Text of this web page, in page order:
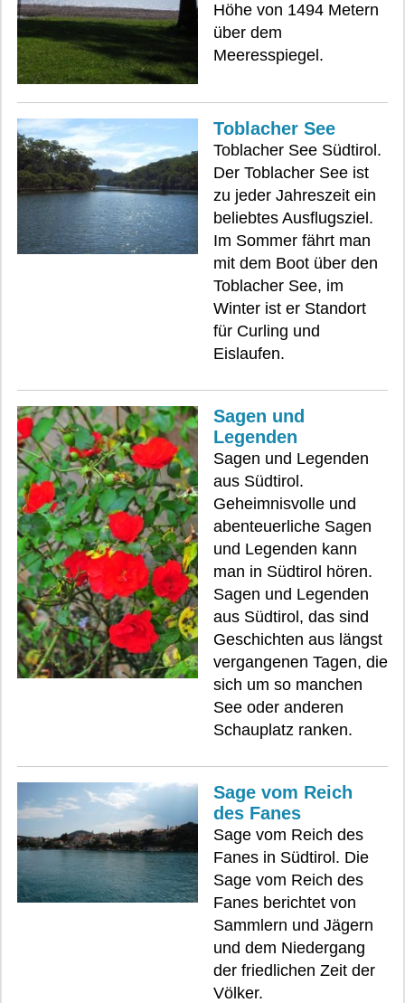
Höhe von 1494 Metern
über dem
Meeresspiegel.
Toblacher See
Toblacher See Südtirol.
Der Toblacher See ist
zu jeder Jahreszeit ein
beliebtes Ausflugsziel.
Im Sommer fährt man
mit dem Boot über den
Toblacher See, im
Winter ist er Standort
für Curling und
Eislaufen.
Sagen und
Legenden
Sagen und Legenden
aus Südtirol.
Geheimnisvolle und
abenteuerliche Sagen
und Legenden kann
man in Südtirol hören.
Sagen und Legenden
aus Südtirol, das sind
Geschichten aus längst
vergangenen Tagen, die
sich um so manchen
See oder anderen
Schauplatz ranken.
Sage vom Reich
des Fanes
Sage vom Reich des
Fanes in Südtirol. Die
Sage vom Reich des
Fanes berichtet von
Sammlern und Jägern
und dem Niedergang
der friedlichen Zeit der
Völker.